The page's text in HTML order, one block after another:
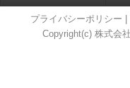
プライバシーポリシー
Copyright(c) 株式会